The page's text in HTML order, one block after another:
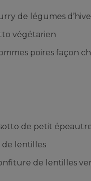
de légumes
végétarien
poires façon
de petit
de lentilles
de lentilles